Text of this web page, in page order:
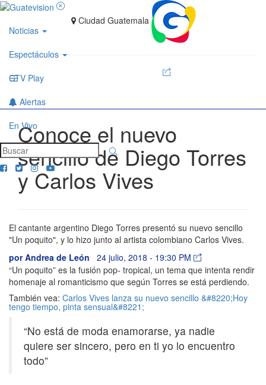
Noticias
Espectáculos
GTV Play
Alertas
En Vivo
Ciudad Guatemala
Conoce el nuevo
sencillo de Diego Torres
y Carlos Vives
El cantante argentino Diego Torres presentó su nuevo sencillo
"Un poquito", y lo hizo junto al artista colombiano Carlos Vives.
porAndrea de León
24 julio, 2018 - 19:30 PM
“Un poquito” es la fusión pop- tropical, un tema que intenta rendir
homenaje al romanticismo que según Torres se está perdiendo.
También vea: Carlos Vives lanza su nuevo sencillo &#8220;Hoy
tengo tiempo, pinta sensual&#8221;
“No está de moda enamorarse, ya nadie
quiere ser sincero, pero en ti yo lo encuentro
todo”